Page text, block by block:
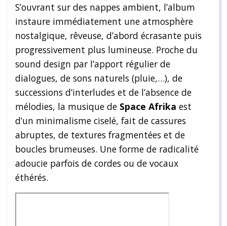
S’ouvrant sur des nappes ambient, l’album
instaure immédiatement une atmosphère
nostalgique, rêveuse, d’abord écrasante puis
progressivement plus lumineuse. Proche du
sound design par l’apport régulier de
dialogues, de sons naturels (pluie,…), de
successions d’interludes et de l’absence de
mélodies, la musique de Space Afrika est
d’un minimalisme ciselé, fait de cassures
abruptes, de textures fragmentées et de
boucles brumeuses. Une forme de radicalité
adoucie parfois de cordes ou de vocaux
éthérés.